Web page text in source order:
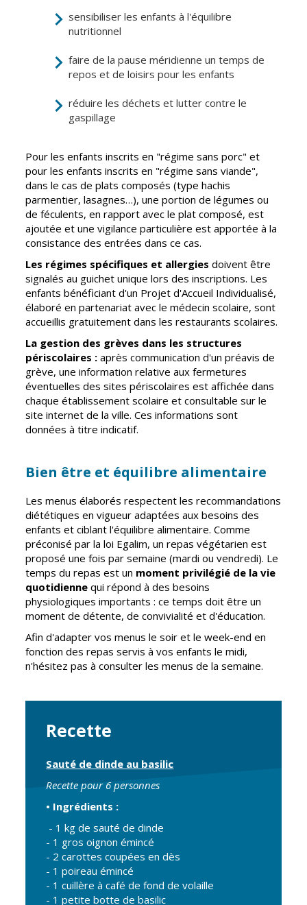
CCAS
Conseil
Accueil de jour
Autonomie
seniors
Santé
Centre de
santé
Contrat local
de santé
Établissements
de soins
Pharmacies de
garde
Culture
Rollinat
Théâtre Mac-
Nab / La
Décale
Conservatoire
Ateliers arts
plastiques
Médiathèque
Musée
Not'île
Découvrir
Vierzon
Archives du
vendredi
Sports
Piscine Charles
Moreira
Associations
Annuaire des
associations
Démarches
des
associations
Cadre de vie
Propreté et
Espaces verts
Réglementation
Transports
Tranquillité
publique
Renouvellement
urbain
Vie citoyenne
citoyenneté
sensibiliser les enfants à l'équilibre
nutritionnel
faire de la pause méridienne un temps de
repos et de loisirs pour les enfants
réduire les déchets et lutter contre le
gaspillage
Pour les enfants inscrits en "régime sans porc" et
pour les enfants inscrits en "régime sans viande",
dans le cas de plats composés (type hachis
parmentier, lasagnes…), une portion de légumes ou
de féculents, en rapport avec le plat composé, est
ajoutée et une vigilance particulière est apportée à la
consistance des entrées dans ce cas.
Les régimes spécifiques et allergies doivent être
signalés au guichet unique lors des inscriptions. Les
enfants bénéficiant d'un Projet d'Accueil Individualisé,
élaboré en partenariat avec le médecin scolaire, sont
accueillis gratuitement dans les restaurants scolaires.
La gestion des grèves dans les structures
périscolaires : après communication d'un préavis de
grève, une information relative aux fermetures
éventuelles des sites périscolaires est affichée dans
chaque établissement scolaire et consultable sur le
site internet de la ville. Ces informations sont
données à titre indicatif.
Bien être et équilibre alimentaire
Les menus élaborés respectent les recommandations
diététiques en vigueur adaptées aux besoins des
enfants et ciblant l'équilibre alimentaire. Comme
préconisé par la loi Egalim, un repas végétarien est
proposé une fois par semaine (mardi ou vendredi). Le
temps du repas est un moment privilégié de la vie
quotidienne qui répond à des besoins
physiologiques importants : ce temps doit être un
moment de détente, de convivialité et d'éducation.
Afin d'adapter vos menus le soir et le week-end en
fonction des repas servis à vos enfants le midi,
n'hésitez pas à consulter les menus de la semaine.
Recette
Sauté de dinde au basilic
Recette pour 6 personnes
• Ingrédients :
- 1 kg de sauté de dinde
- 1 gros oignon émincé
- 2 carottes coupées en dès
- 1 poireau émincé
- 1 cuillère à café de fond de volaille
- 1 petite botte de basilic